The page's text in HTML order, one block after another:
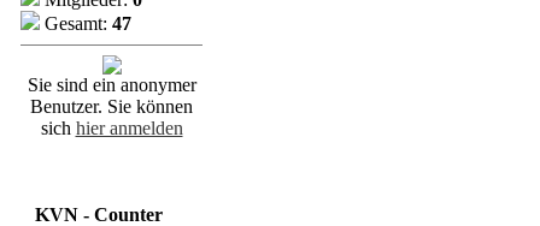
Gesamt: 47
Sie sind ein anonymer
Benutzer. Sie können
sich hier anmelden
KVN - Counter